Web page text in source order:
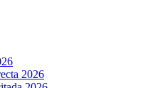
2026